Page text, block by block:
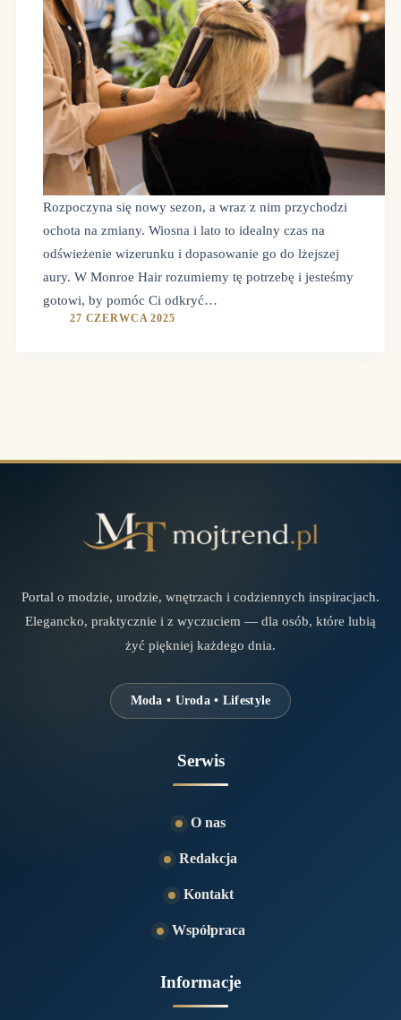
Rozpoczyna się nowy sezon, a wraz z nim przychodzi
ochota na zmiany. Wiosna i lato to idealny czas na
odświeżenie wizerunku i dopasowanie go do lżejszej
aury. W Monroe Hair rozumiemy tę potrzebę i jesteśmy
gotowi, by pomóc Ci odkryć…
27 CZERWCA 2025
Portal o modzie, urodzie, wnętrzach i codziennych inspiracjach.
Elegancko, praktycznie i z wyczuciem — dla osób, które lubią
żyć piękniej każdego dnia.
Moda • Uroda • Lifestyle
Serwis
O nas
Redakcja
Kontakt
Współpraca
Informacje